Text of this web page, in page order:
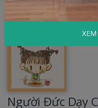
Người Đức Dạy